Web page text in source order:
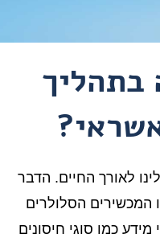
בתהליך
לאורך החיים. הדבר
המכשירים הסלולרים
כמו סוגי חיסונים